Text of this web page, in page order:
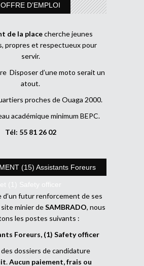
OFFRE D’EMPLOI
de la placecherche jeunes
propres et respectueux pour
servir.
Disposer d’une moto serait un
atout.
proches de Ouaga 2000.
académique minimum BEPC.
Tél: 55 81 26 02
(15) Assistants Foreurs
et (1) Safety officer
d’un futur renforcement de ses
minier deSAMBRADO, nous
les postes suivants :
Foreurs, (1) Safety officer
dossiers de candidature
.Aucun paiement, frais ou